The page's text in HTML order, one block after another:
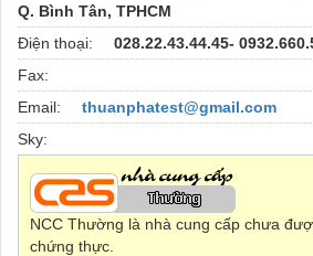
Q. Bình Tân, TPHCM
Điện thoại:
028.22.43.44.45-
Fax:
Email:
thuanphatest@gmail.com
Sky:
NCC Thường là nhà cung cấp chưa
chứng thực.